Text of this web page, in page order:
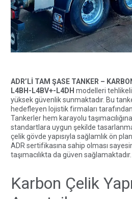
ADR’Lİ TAM ŞASE TANKER –
L4BH-L4BV+-L4DH modelleri tehlikeli
yüksek güvenlik sunmaktadır. Bu
hedefleyen lojistik firmaları
Tankerler hem karayolu
standartlara uygun şekilde
çelik gövde yapısıyla sağlamlık ön
ADR sertifikasına sahip olması
taşımacılıkta da güven sağlamaktadır.
Karbon Çelik